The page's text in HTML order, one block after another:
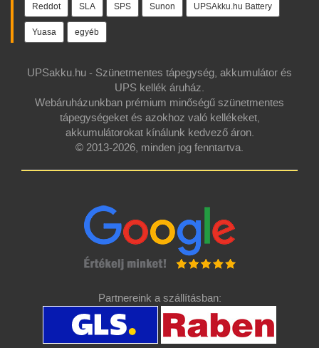
Reddot SLA SPS Sunon UPSAkku.hu Battery
Yuasa egyéb
UPSakku.hu - Szünetmentes tápegység, akkumulátor és
UPS kellék áruház.
Webáruházunkban prémium minőségű szünetmentes
tápegységeket és azokhoz való kellékeket,
akkumulátorokat kínálunk kedvező áron.
© 2013-2026, minden jog fenntartva.
Partnereink a szállításban: